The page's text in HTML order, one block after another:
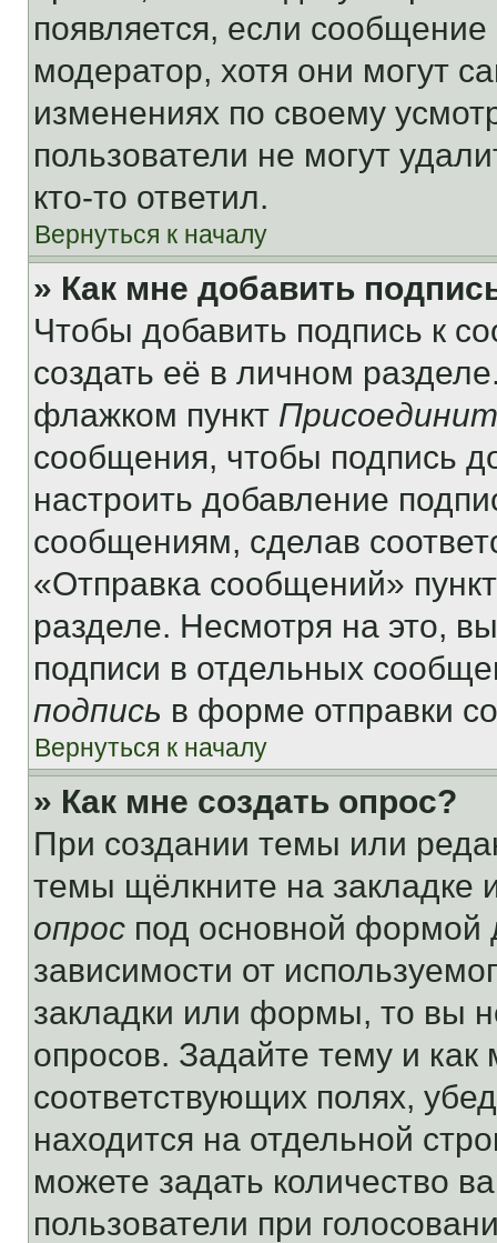
появляется, если
модератор, хотя они могут
изменениях по своему
пользователи не могут
кто-то ответил.
Вернуться к началу
» Как мне добавить
Чтобы добавить подпись к
создать её в личном
флажком пункт
сообщения, чтобы подпись
настроить добавление
сообщениям, сделав
«Отправка сообщений»
разделе. Несмотря на это,
подписи в отдельных
подпись в форме отправки
Вернуться к началу
» Как мне создать опрос?
При создании темы или
темы щёлкните на
опрос под основной формой
зависимости от
закладки или формы, то вы
опросов. Задайте тему и
соответствующих полях,
находится на отдельной
можете задать количество
пользователи при